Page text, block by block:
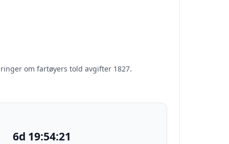
om fartøyers told avgifter 1827.
6d 19:54:20